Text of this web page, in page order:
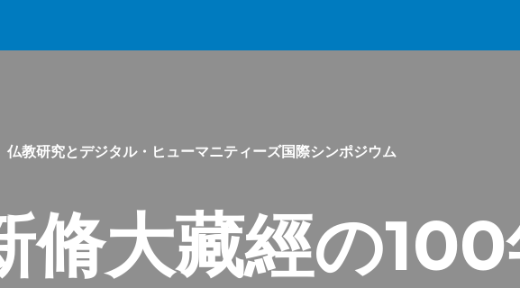
仏教研究とデジタル・ヒューマニティーズ国際シンポジウム
脩大藏經の